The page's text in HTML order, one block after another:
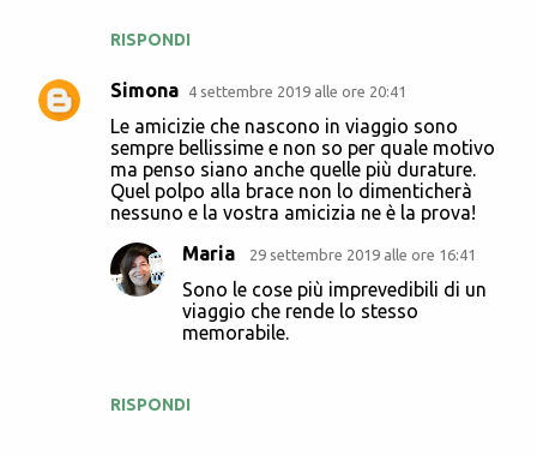
RISPONDI
Simona 4 settembre 2019 alle ore 20:41
Le amicizie che nascono in viaggio sono
sempre bellissime e non so per quale motivo
ma penso siano anche quelle più durature.
Quel polpo alla brace non lo dimenticherà
nessuno e la vostra amicizia ne è la prova!
RISPONDI
Maria 29 settembre 2019 alle ore 16:41
Sono le cose più imprevedibili di un
viaggio che rende lo stesso
memorabile.